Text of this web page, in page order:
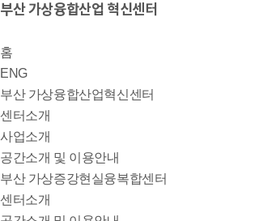
부산 가상융합산업 혁신센터
홈
ENG
부산 가상융합산업혁신센터
센터소개
사업소개
공간소개 및 이용안내
부산 가상증강현실융복합센터
센터소개